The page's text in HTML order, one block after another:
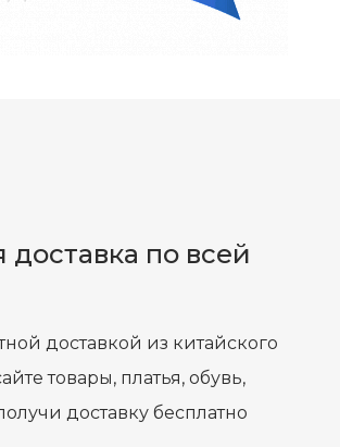
по всей
доставкой из китайского
товары, платья, обувь,
доставку бесплатно